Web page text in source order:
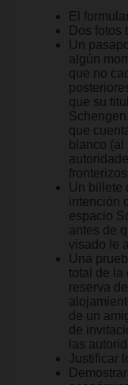
El
Dos fotos
Un
algún
que no
que su
que
blanco
Un billete
intención
espacio
antes de
visado le
Una
total de la
reserva
de un
de
las
Justificar